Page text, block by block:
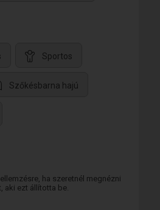
Sportos
Szőkésbarna hajú
ha szeretnél megnézni
aki ezt állította be.